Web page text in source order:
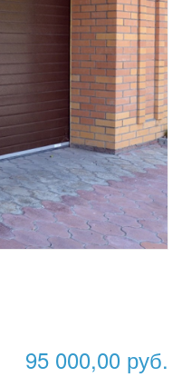
95 000,00 руб.